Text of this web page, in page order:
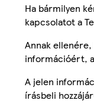
Ha bármilyen
kapcsolatot a
Annak
információért,
A jelen
írásbeli